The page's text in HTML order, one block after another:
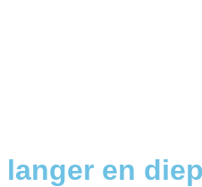
langer en